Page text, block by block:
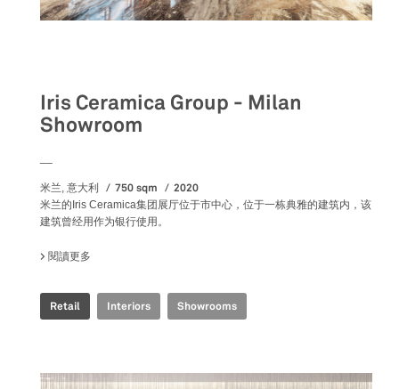
Iris Ceramica Group - Milan
Showroom
米兰, 意大利 750 sqm 2020
米兰的Iris Ceramica集团展厅位于市中心，位于一栋典雅的建筑内，该
建筑曾经用作为银行使用。
閱讀更多
Retail Interiors Showrooms